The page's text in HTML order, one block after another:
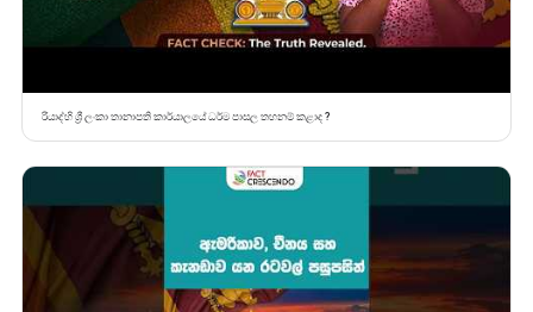
රියාද්හි ශ්‍රී ලංකා තානාපති කාර්යාලයේ ධර්ම පාසල තහනම් කළාද ?